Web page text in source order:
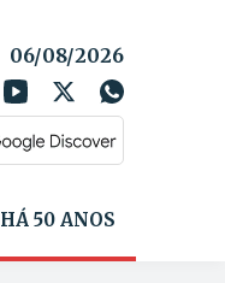
06/08/2026
HÁ 50 ANOS